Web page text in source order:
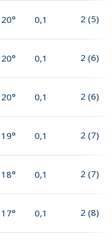
20° 0,1 2 (5)
20° 0,1 2 (6)
20° 0,1 2 (6)
19° 0,1 2 (7)
18° 0,1 2 (7)
17° 0,1 2 (8)